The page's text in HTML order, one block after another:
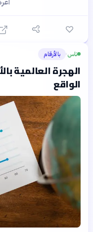
ناس› بالأرقام
الهجرة العالمية
الواقع